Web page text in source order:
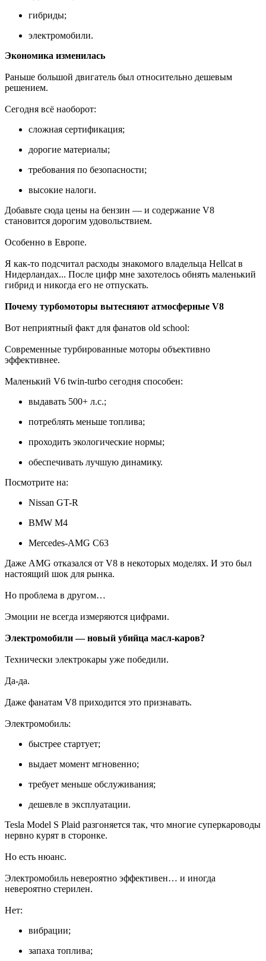
гибриды;
электромобили.
Экономика изменилась
Раньше большой двигатель был относительно дешевым
решением.
Сегодня всё наоборот:
сложная сертификация;
дорогие материалы;
требования по безопасности;
высокие налоги.
Добавьте сюда цены на бензин — и содержание V8
становится дорогим удовольствием.
Особенно в Европе.
Я как-то подсчитал расходы знакомого владельца Hellcat в
Нидерландах... После цифр мне захотелось обнять маленький
гибрид и никогда его не отпускать.
Почему турбомоторы вытесняют атмосферные V8
Вот неприятный факт для фанатов old school:
Современные турбированные моторы объективно
эффективнее.
Маленький V6 twin-turbo сегодня способен:
выдавать 500+ л.с.;
потреблять меньше топлива;
проходить экологические нормы;
обеспечивать лучшую динамику.
Посмотрите на:
Nissan GT-R
BMW M4
Mercedes-AMG C63
Даже AMG отказался от V8 в некоторых моделях. И это был
настоящий шок для рынка.
Но проблема в другом…
Эмоции не всегда измеряются цифрами.
Электромобили — новый убийца масл-каров?
Технически электрокары уже победили.
Да-да.
Даже фанатам V8 приходится это признавать.
Электромобиль:
быстрее стартует;
выдает момент мгновенно;
требует меньше обслуживания;
дешевле в эксплуатации.
Tesla Model S Plaid разгоняется так, что многие суперкароводы
нервно курят в сторонке.
Но есть нюанс.
Электромобиль невероятно эффективен… и иногда
невероятно стерилен.
Нет:
вибрации;
запаха топлива;